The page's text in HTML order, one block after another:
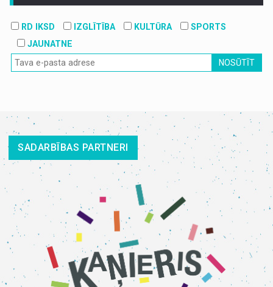
RD IKSD IZGLĪTĪBA KULTŪRA
SPORTS
JAUNATNE
NOSŪTĪT
SADARBĪBAS PARTNERI